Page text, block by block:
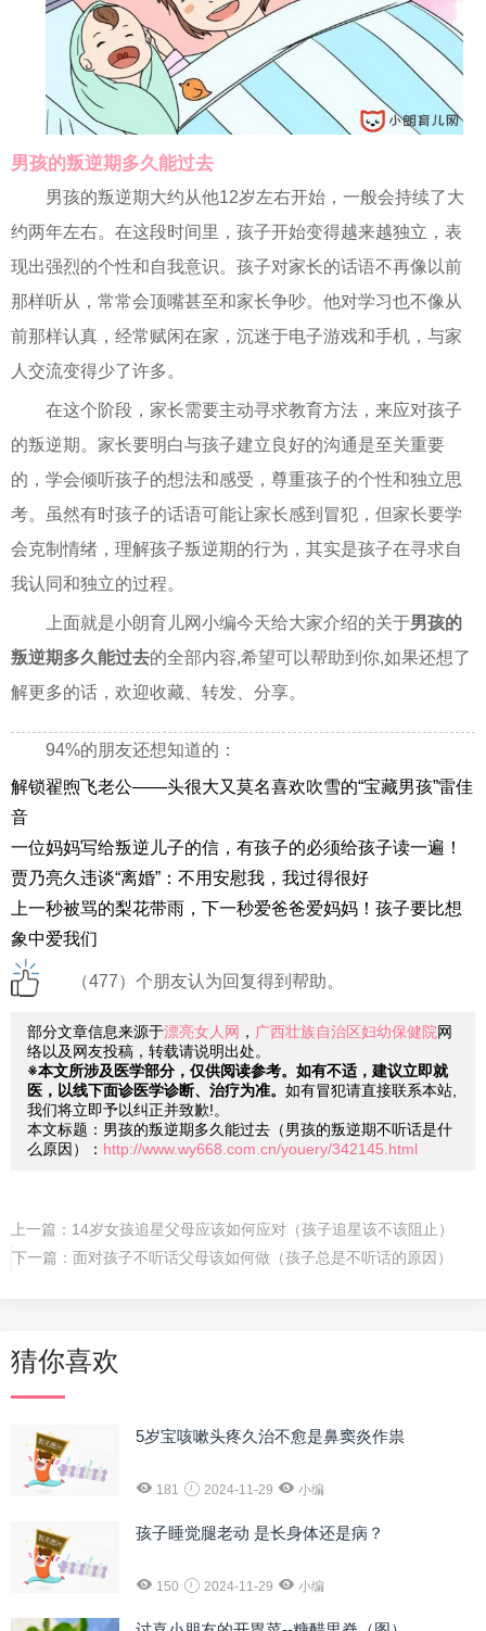
男孩的叛逆期多久能过去
男孩的叛逆期大约从他12岁左右开始，一般会持续了大
约两年左右。在这段时间里，孩子开始变得越来越独立，表
现出强烈的个性和自我意识。孩子对家长的话语不再像以前
那样听从，常常会顶嘴甚至和家长争吵。他对学习也不像从
前那样认真，经常赋闲在家，沉迷于电子游戏和手机，与家
人交流变得少了许多。
在这个阶段，家长需要主动寻求教育方法，来应对孩子
的叛逆期。家长要明白与孩子建立良好的沟通是至关重要
的，学会倾听孩子的想法和感受，尊重孩子的个性和独立思
考。虽然有时孩子的话语可能让家长感到冒犯，但家长要学
会克制情绪，理解孩子叛逆期的行为，其实是孩子在寻求自
我认同和独立的过程。
上面就是小朗育儿网小编今天给大家介绍的关于男孩的
叛逆期多久能过去的全部内容,希望可以帮助到你,如果还想了
解更多的话，欢迎收藏、转发、分享。
94%的朋友还想知道的：
解锁翟煦飞老公——头很大又莫名喜欢吹雪的“宝藏男孩”雷佳
音
一位妈妈写给叛逆儿子的信，有孩子的必须给孩子读一遍！
贾乃亮久违谈“离婚”：不用安慰我，我过得很好
上一秒被骂的梨花带雨，下一秒爱爸爸爱妈妈！孩子要比想
象中爱我们
（477）个朋友认为回复得到帮助。
部分文章信息来源于漂亮女人网 ， 广西壮族自治区妇幼保健院网
络以及网友投稿，转载请说明出处。
※本文所涉及医学部分，仅供阅读参考。如有不适，建议立即就
医，以线下面诊医学诊断、治疗为准。 如有冒犯请直接联系本站,
我们将立即予以纠正并致歉!。
本文标题：男孩的叛逆期多久能过去（男孩的叛逆期不听话是什
么原因）： http://www.wy668.com.cn/youery/342145.html
上一篇： 14岁女孩追星父母应该如何应对（孩子追星该不该阻止）
下一篇： 面对孩子不听话父母该如何做（孩子总是不听话的原因）
猜你喜欢
5岁宝咳嗽头疼久治不愈是鼻窦炎作祟
181 2024-11-29 小编
孩子睡觉腿老动 是长身体还是病？
150 2024-11-29 小编